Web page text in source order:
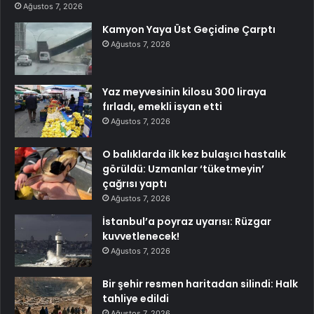
Ağustos 7, 2026
Kamyon Yaya Üst Geçidine Çarptı
Ağustos 7, 2026
Yaz meyvesinin kilosu 300 liraya
fırladı, emekli isyan etti
Ağustos 7, 2026
O balıklarda ilk kez bulaşıcı hastalık
görüldü: Uzmanlar ‘tüketmeyin’
çağrısı yaptı
Ağustos 7, 2026
İstanbul’a poyraz uyarısı: Rüzgar
kuvvetlenecek!
Ağustos 7, 2026
Bir şehir resmen haritadan silindi: Halk
tahliye edildi